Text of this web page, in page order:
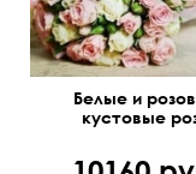
Белые и
кустовые